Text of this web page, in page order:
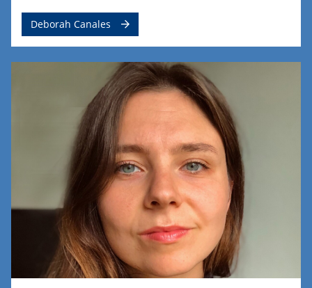
Deborah Canales